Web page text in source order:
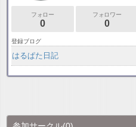
フォロー
0
フォロワー
0
登録ブログ
はるぱた日記